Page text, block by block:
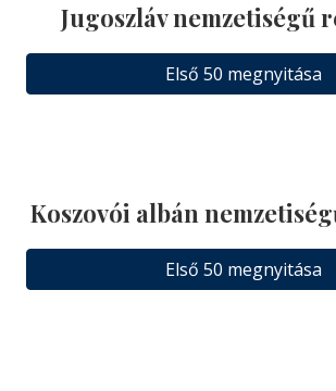
Jugoszláv nemzetiségű
Első 50 megnyitása
Koszovói albán
Első 50 megnyitása